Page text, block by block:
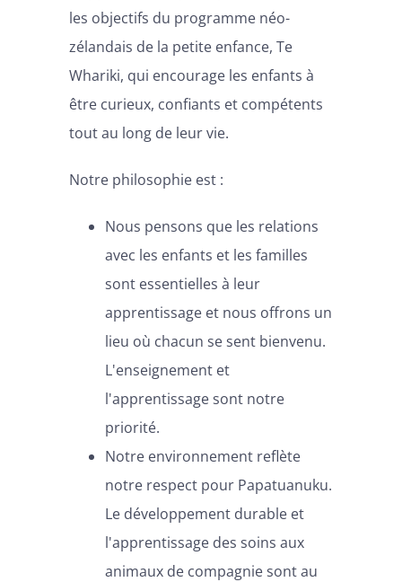
les objectifs du programme néo-
zélandais de la petite enfance, Te
Whariki, qui encourage les enfants à
être curieux, confiants et compétents
tout au long de leur vie.
Notre philosophie est :
Nous pensons que les relations
avec les enfants et les familles
sont essentielles à leur
apprentissage et nous offrons un
lieu où chacun se sent bienvenu.
L'enseignement et
l'apprentissage sont notre
priorité.
Notre environnement reflète
notre respect pour Papatuanuku.
Le développement durable et
l'apprentissage des soins aux
animaux de compagnie sont au